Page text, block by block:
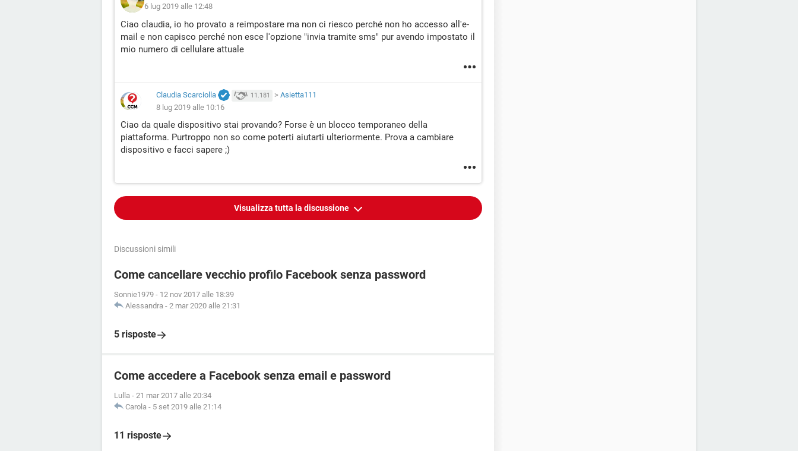
6 lug 2019 alle 12:48
Ciao claudia, io ho provato a reimpostare ma non ci riesco perché non ho accesso all'e-
mail e non capisco perché non esce l'opzione "invia tramite sms" pur avendo impostato il
mio numero di cellulare attuale
Claudia Scarciolla 11.181 > Asietta111
8 lug 2019 alle 10:16
Ciao da quale dispositivo stai provando? Forse è un blocco temporaneo della
piattaforma. Purtroppo non so come poterti aiutarti ulteriormente. Prova a cambiare
dispositivo e facci sapere ;)
Visualizza tutta la discussione
Discussioni simili
Come cancellare vecchio profilo Facebook senza password
Sonnie1979 - 12 nov 2017 alle 18:39
Alessandra - 2 mar 2020 alle 21:31
5 risposte
Come accedere a Facebook senza email e password
Lulla - 21 mar 2017 alle 20:34
Carola - 5 set 2019 alle 21:14
11 risposte